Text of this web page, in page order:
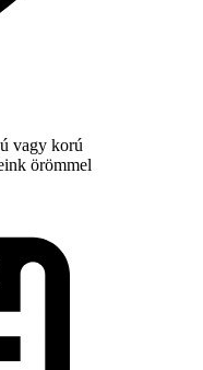
vagy korú
örömmel